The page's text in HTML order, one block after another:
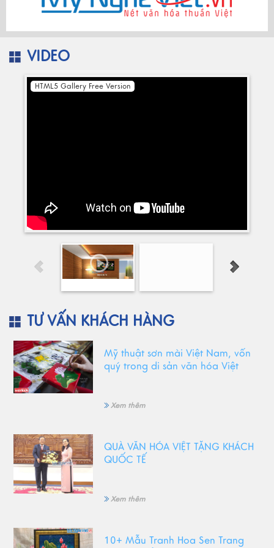
VIDEO
HTML5 Gallery Free Version
TƯ VẤN KHÁCH HÀNG
Mỹ thuật sơn mài Việt Nam, vốn
quý trong di sản văn hóa Việt
Xem thêm
QUÀ VĂN HÓA VIỆT TẶNG KHÁCH
QUỐC TẾ
Xem thêm
10+ Mẫu Tranh Hoa Sen Trang